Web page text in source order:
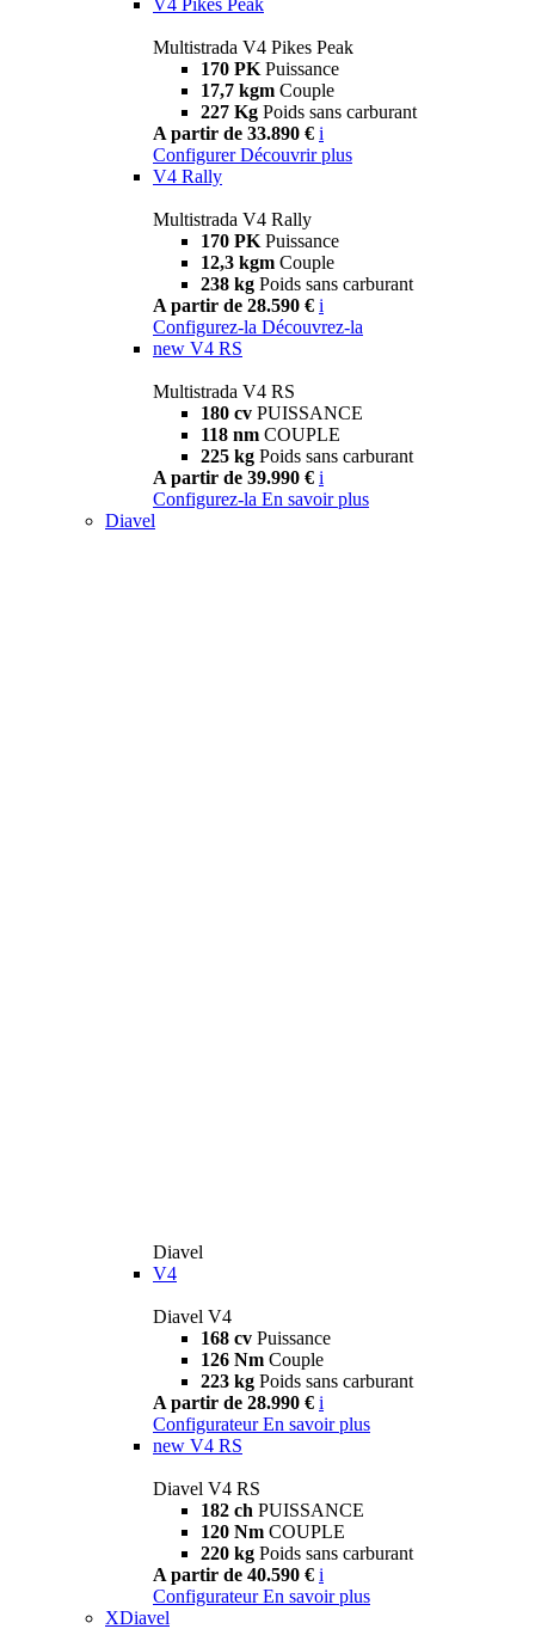
Multistrada V4 Pikes Peak
170 PK Puissance
17,7 kgm Couple
227 Kg Poids sans carburant
A partir de 33.890 € i
Configurer Découvrir plus
V4 Rally
Multistrada V4 Rally
170 PK Puissance
12,3 kgm Couple
238 kg Poids sans carburant
A partir de 28.590 € i
Configurez-la Découvrez-la
new V4 RS
Multistrada V4 RS
180 cv PUISSANCE
118 nm COUPLE
225 kg Poids sans carburant
A partir de 39.990 € i
Configurez-la En savoir plus
Diavel
Diavel
V4
Diavel V4
168 cv Puissance
126 Nm Couple
223 kg Poids sans carburant
A partir de 28.990 € i
Configurateur En savoir plus
new V4 RS
Diavel V4 RS
182 ch PUISSANCE
120 Nm COUPLE
220 kg Poids sans carburant
A partir de 40.590 € i
Configurateur En savoir plus
XDiavel